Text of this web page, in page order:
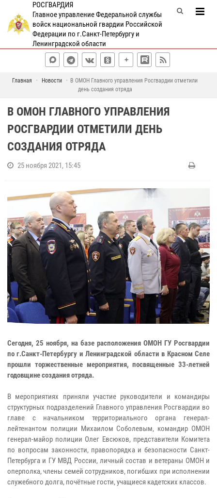
РОСГВАРДИЯ
Главное управление Федеральной службы
войск национальной гвардии Российской
Федерации по г.Санкт-Петербургу и
Ленинградской области
Главная Новости
В ОМОН Главного управления Росгвардии отметили
день создания отряда
В ОМОН ГЛАВНОГО УПРАВЛЕНИЯ
РОСГВАРДИИ ОТМЕТИЛИ ДЕНЬ
СОЗДАНИЯ ОТРЯДА
25 ноября 2021, 15:45
Сегодня, 25 ноября, на базе расположения ОМОН ГУ Росгвардии
по г.Санкт-Петербургу и Ленинградской области в Красном Селе
прошли торжественные мероприятия, посвященные 33-летней
годовщине создания отряда.
В мероприятиях приняли участие руководители и командиры
структурных подразделений Главного управления Росгвардии во
главе с начальником территориального органа генерал-
лейтенантом полиции Михаилом Соболевым, командир ОМОН
генерал-майор полиции Олег Евсюков, представители Комитета
по вопросам законности, правопорядка и безопасности Санкт-
Петербурга и ГУ МВД России, личный состав и ветераны ОМОН и
оперполка, члены семей сотрудников, погибших при исполнении
служебного долга, почётные гости, учащиеся кадетских классов.